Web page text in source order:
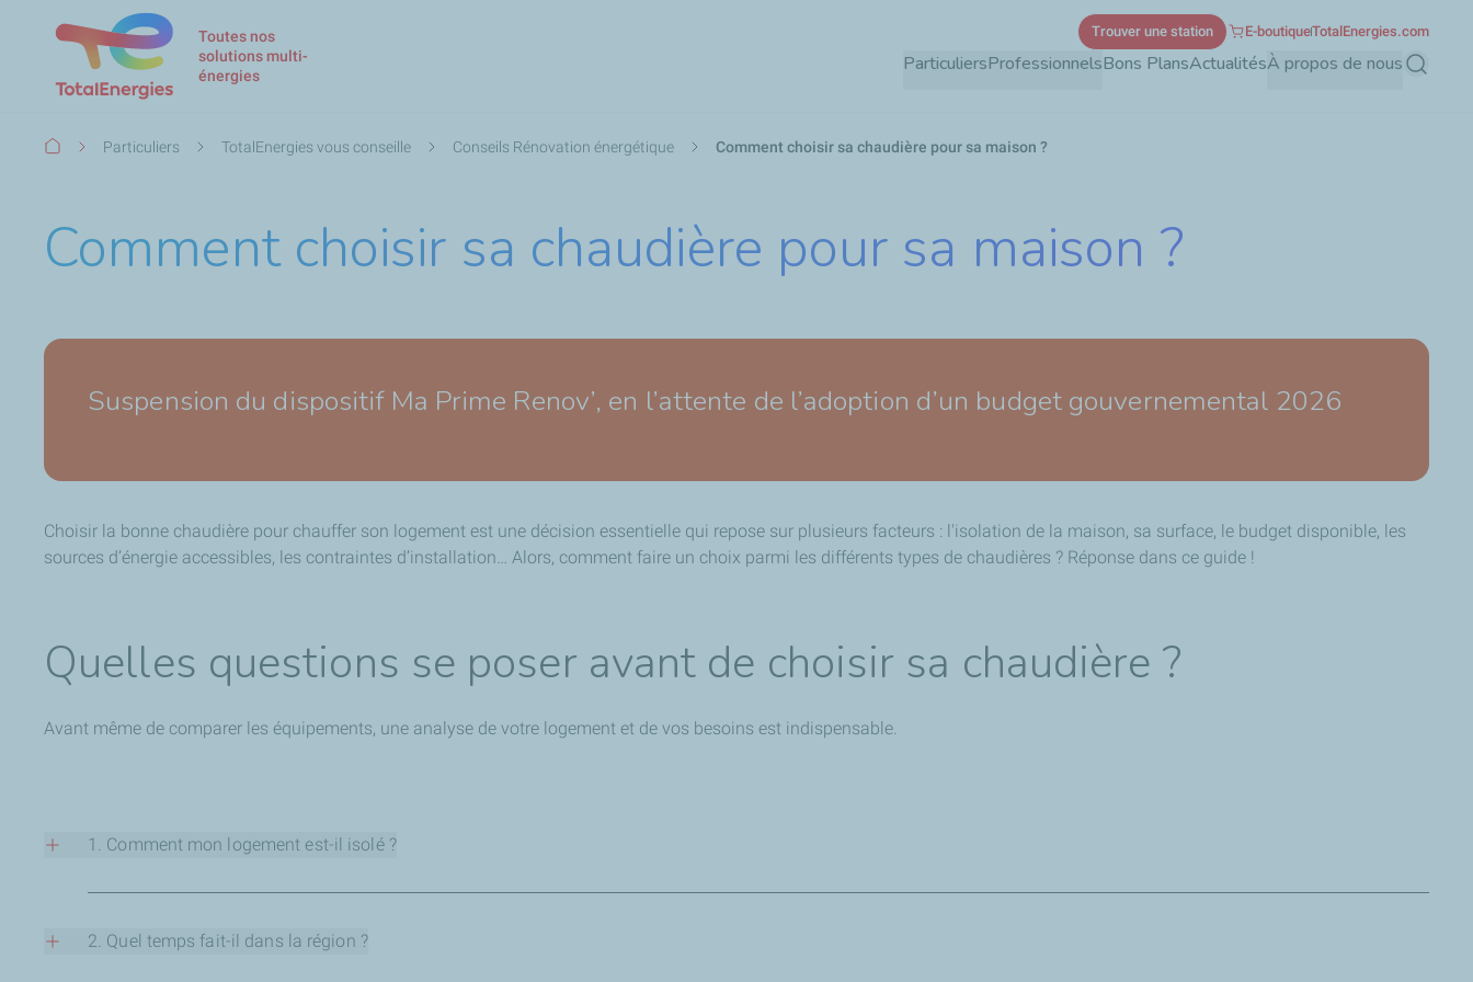
Toutes nos
solutions multi-
énergies
ParticuliersProfessionnelsBons PlansActualitésÀ propos de nous
Trouver une station E-boutiqueTotalEnergies.com
Fil
Particuliers TotalEnergies vous conseille Conseils Rénovation énergétique Comment choisir sa chaudière pour sa maison ?
Comment choisir sa chaudière pour sa maison ?
Suspension du dispositif Ma Prime Renov’, en l’attente de l’adoption d’un budget gouvernemental 2026
Choisir la bonne chaudière pour chauffer son logement est une décision essentielle qui repose sur plusieurs facteurs : l'isolation de la maison, sa surface, le budget disponible, les
sources d’énergie accessibles, les contraintes d’installation… Alors, comment faire un choix parmi les différents types de chaudières ? Réponse dans ce guide !
Quelles questions se poser avant de choisir sa chaudière ?
Avant même de comparer les équipements, une analyse de votre logement et de vos besoins est indispensable.
1. Comment mon logement est-il isolé ?
Une maison bien isoléenécessite moins d’énergie pour être chauffée, ce qui permet de choisir une chaudière moins puissante — donc souvent moins coûteuse à l’achat comme à
2. Quel temps fait-il dans la région ?